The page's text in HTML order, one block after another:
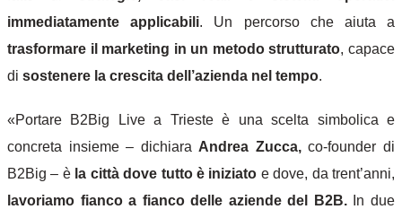
immediatamente applicabili. Un percorso che aiuta a
trasformare il marketing in un metodo strutturato, capace
di sostenere la crescita dell’azienda nel tempo.
«Portare B2Big Live a Trieste è una scelta simbolica e
concreta insieme – dichiara Andrea Zucca,co-founder di
B2Big – è la città dove tutto è iniziato e dove, da trent’anni,
lavoriamo fianco a fianco delle aziende del B2B.
In due